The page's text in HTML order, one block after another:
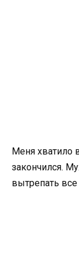
Меня хватило
закончился.
вытрепать